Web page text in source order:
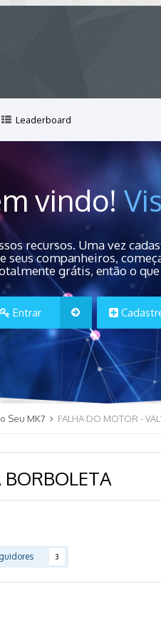
Leaderboard
vindo!
recursos. Uma vez
seus companheiros,
grátis, então o
Entrar
Seu MK7 FALHA DO MOTOR -
3